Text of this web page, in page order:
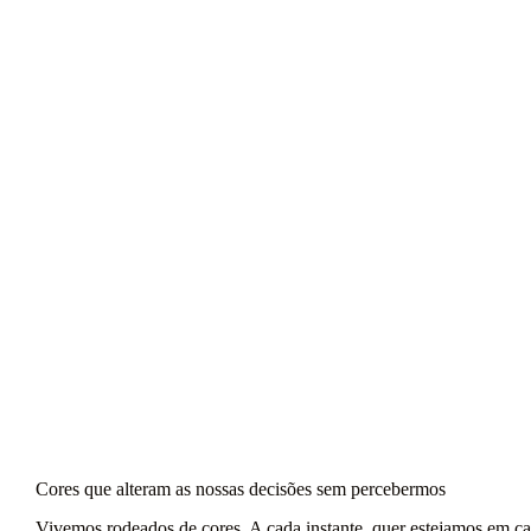
Cores que alteram as nossas decisões sem percebermos